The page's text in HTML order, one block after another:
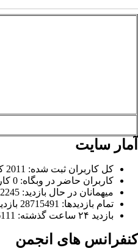
آمار سایت
کل کاربران ثبت شده: 2011 کاربر
کاربران حاضر در وبگاه: 0 کاربر
میهمانان در حال بازدید: 2245 کاربر
تمام بازدید‌ها: 28715491 بازدید
بازدید ۲۴ ساعت گذشته: 36111 بازدید
کنفرانس های انجمن